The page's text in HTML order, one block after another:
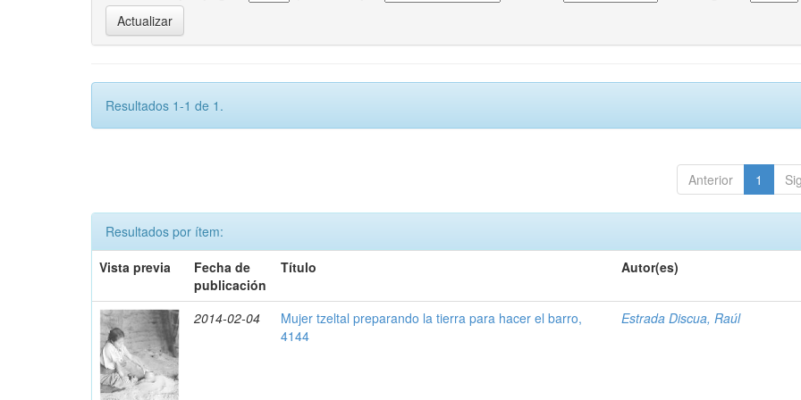
Resultados 1-1 de 1.
Anterior 1
Resultados por ítem:
Vista previa
Fecha de
publicación
Título Autor(es)
2014-02-04
Mujer tzeltal preparando la tierra para hacer el barro,
4144
Estrada Discua, Raúl